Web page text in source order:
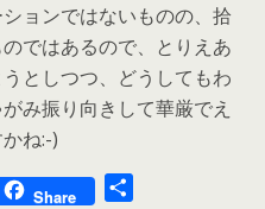
ョンではないものの、拾
ではあるので、とりえあ
としつつ、どうしてもわ
み振り向きして華厳でえ
ね:-)
Share